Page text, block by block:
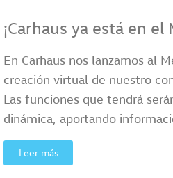
¡Carhaus ya está en el
En Carhaus nos lanzamos al
creación virtual de nuestro
Las funciones que tendrá
dinámica, aportando
Leer más